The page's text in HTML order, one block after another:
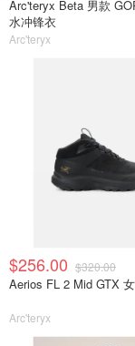
Arc'teryx Beta 男款
水冲锋衣
Arc'teryx
$256.00 $320.00
Aerios FL 2 Mid GTX
Arc'teryx